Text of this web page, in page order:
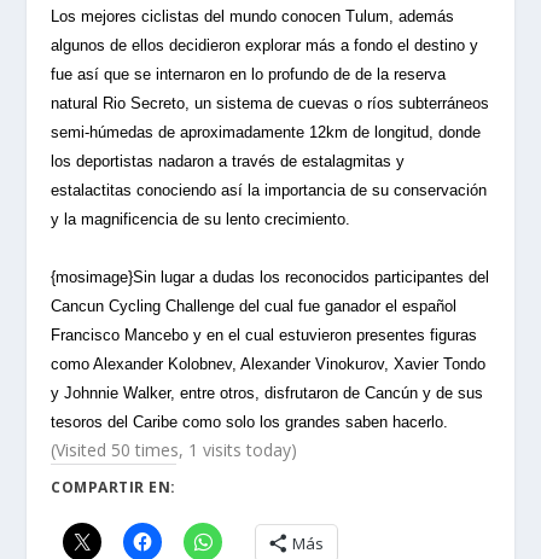
Los mejores ciclistas del mundo conocen Tulum, además
algunos de ellos decidieron explorar más a fondo el destino y
fue así que se internaron en lo profundo de de la reserva
natural Rio Secreto, un sistema de cuevas o ríos subterráneos
semi-húmedas de aproximadamente 12km de longitud, donde
los deportistas nadaron a través de estalagmitas y
estalactitas conociendo así la importancia de su conservación
y la magnificencia de su lento crecimiento.
{mosimage}Sin lugar a dudas los reconocidos participantes del
Cancun Cycling Challenge del cual fue ganador el español
Francisco Mancebo y en el cual estuvieron presentes figuras
como Alexander Kolobnev, Alexander Vinokurov, Xavier Tondo
y Johnnie Walker, entre otros, disfrutaron de Cancún y de sus
tesoros del Caribe como solo los grandes saben hacerlo.
(Visited 50 times, 1 visits today)
COMPARTIR EN:
Más